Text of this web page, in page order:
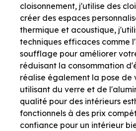
cloisonnement, j'utilise des
créer des espaces
thermique et acoustique,
techniques efficaces comme
soufflage pour améliorer
réduisant la consommation
réalise également la pose de
utilisant du verre et de
qualité pour des intérieurs
fonctionnels à des prix
confiance pour un intérieur